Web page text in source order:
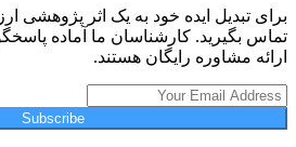
برای تبدیل ایده خود به یک اثر پژوهشی
تماس بگیرید. کارشناسان ما آماده
ارائه مشاوره رایگان هستند.
Subscribe